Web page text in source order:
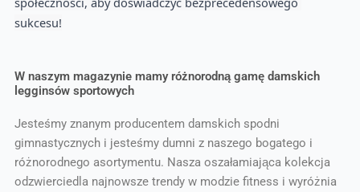
sukcesu!
W naszym magazynie mamy różnorodną gamę damskich
legginsów sportowych
Jesteśmy znanym producentem damskich spodni
gimnastycznych i jesteśmy dumni z naszego bogatego i
różnorodnego asortymentu. Nasza oszałamiająca kolekcja
odzwierciedla najnowsze trendy w modzie fitness i wyróżnia